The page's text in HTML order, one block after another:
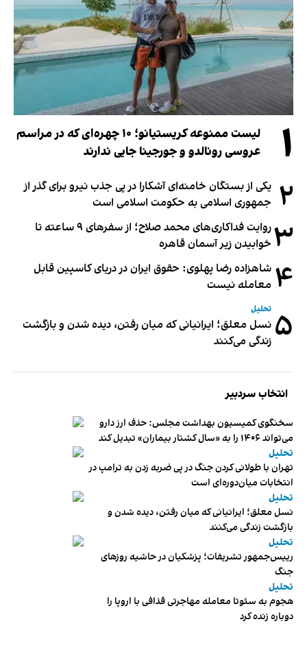
۱
لیست ممنوعه کریستیانو؛ ۱۰ چهره‌ای که در مراسم
عروسی رونالدو و جورجینا جایی ندارند
۲ یکی از بستگان خامنه‌ای آشکارا در پی جذب نیرو برای گذر از
جمهوری اسلامی به حکومت اسلامی است
۳
روایت فداکاری‌های محمد صلاح؛ از سفرهای ۹ ساعته تا
خوابیدن زیر آسمان قاهره
۴ شاهزاده رضا پهلوی: حقوق ایران در دریای کاسپین قابل
معامله نیست
۵ تحلیل
نسل معلق؛ ایرانیانی که میان رفتن، دیده شدن و بازگشت
زندگی می‌کنند
انتخاب سردبیر
سخنگوی کمیسیون بهداشت مجلس: حذف ارز دارو
می‌تواند ۱۴۰۶ را به «سال کشتار بیماران» تبدیل کند
تحلیل
تهران با طولانی کردن جنگ در پی ضربه زدن به ترامپ در
انتخابات میان‌دوره‌ای است
تحلیل
نسل معلق؛ ایرانیانی که میان رفتن، دیده شدن و
بازگشت زندگی می‌کنند
تحلیل
رییس‌جمهور تشریفات؛ پزشکیان در حاشیه روزهای
جنگ
تحلیل
هجوم به سئوتا معامله مهاجرتی قذافی با اروپا را
دوباره زنده کرد